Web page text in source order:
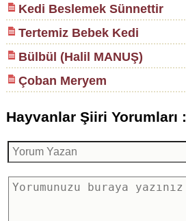
Kedi Beslemek Sünnettir
Tertemiz Bebek Kedi
Bülbül (Halil MANUŞ)
Çoban Meryem
Hayvanlar Şiiri Yorumları :